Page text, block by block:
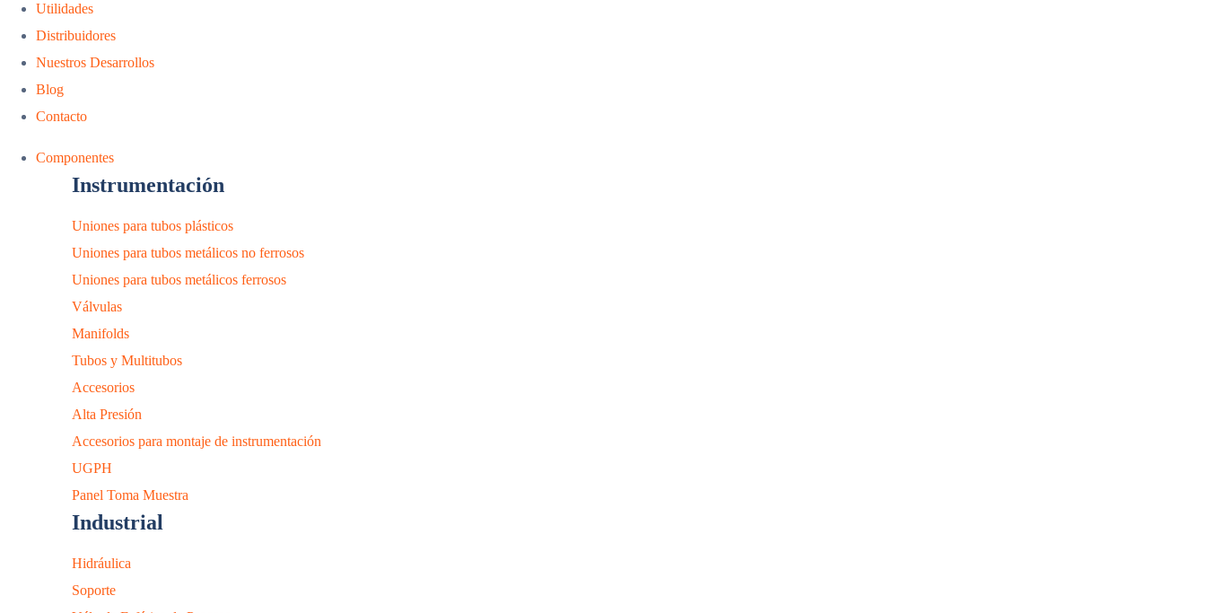
Utilidades
Distribuidores
Nuestros Desarrollos
Blog
Contacto
Componentes
Instrumentación
Uniones para tubos plásticos
Uniones para tubos metálicos no ferrosos
Uniones para tubos metálicos ferrosos
Válvulas
Manifolds
Tubos y Multitubos
Accesorios
Alta Presión
Accesorios para montaje de instrumentación
UGPH
Panel Toma Muestra
Industrial
Hidráulica
Soporte